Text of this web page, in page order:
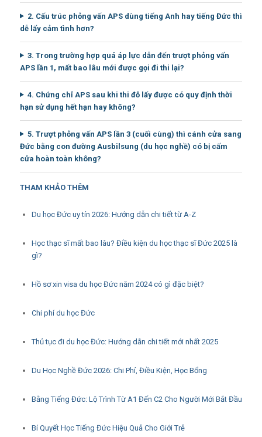
2. Cấu trúc phỏng vấn APS dùng tiếng Anh hay tiếng Đức thì
dễ lấy cảm tình hơn?
3. Trong trường hợp quá áp lực dẫn đến trượt phỏng vấn
APS lần 1, mất bao lâu mới được gọi đi thi lại?
4. Chứng chỉ APS sau khi thi đỗ lấy được có quy định thời
hạn sử dụng hết hạn hay không?
5. Trượt phỏng vấn APS lần 3 (cuối cùng) thì cánh cửa sang
Đức bằng con đường Ausbilsung (du học nghề) có bị cấm
cửa hoàn toàn không?
THAM KHẢO THÊM
Du học Đức uy tín 2026: Hướng dẫn chi tiết từ A-Z
Học thạc sĩ mất bao lâu? Điều kiện du học thạc sĩ Đức 2025 là
gì?
Hồ sơ xin visa du học Đức năm 2024 có gì đặc biệt?
Chi phí du học Đức
Thủ tục đi du học Đức: Hướng dẫn chi tiết mới nhất 2025
Du Học Nghề Đức 2026: Chi Phí, Điều Kiện, Học Bổng
Bằng Tiếng Đức: Lộ Trình Từ A1 Đến C2 Cho Người Mới Bắt Đầu
Bí Quyết Học Tiếng Đức Hiệu Quả Cho Giới Trẻ